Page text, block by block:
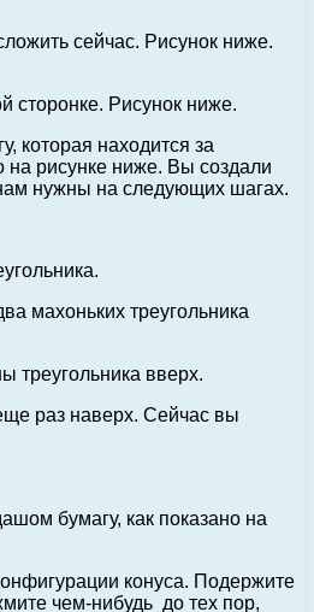
сейчас. Рисунок ниже.
сторонке. Рисунок ниже.
которая находится за
на рисунке ниже. Вы создали
нужны на следующих шагах.
махоньких треугольника
треугольника вверх.
раз наверх. Сейчас вы
бумагу, как показано на
конуса. Подержите
чем-нибудь до тех пор,